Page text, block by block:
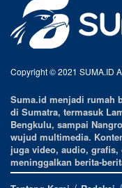
Copyright © 2021 SUMA.ID
Suma.id menjadi rumah
di Sumatra, termasuk
Bengkulu, sampai
wujud multimedia.
juga video, audio,
meninggalkan berita-